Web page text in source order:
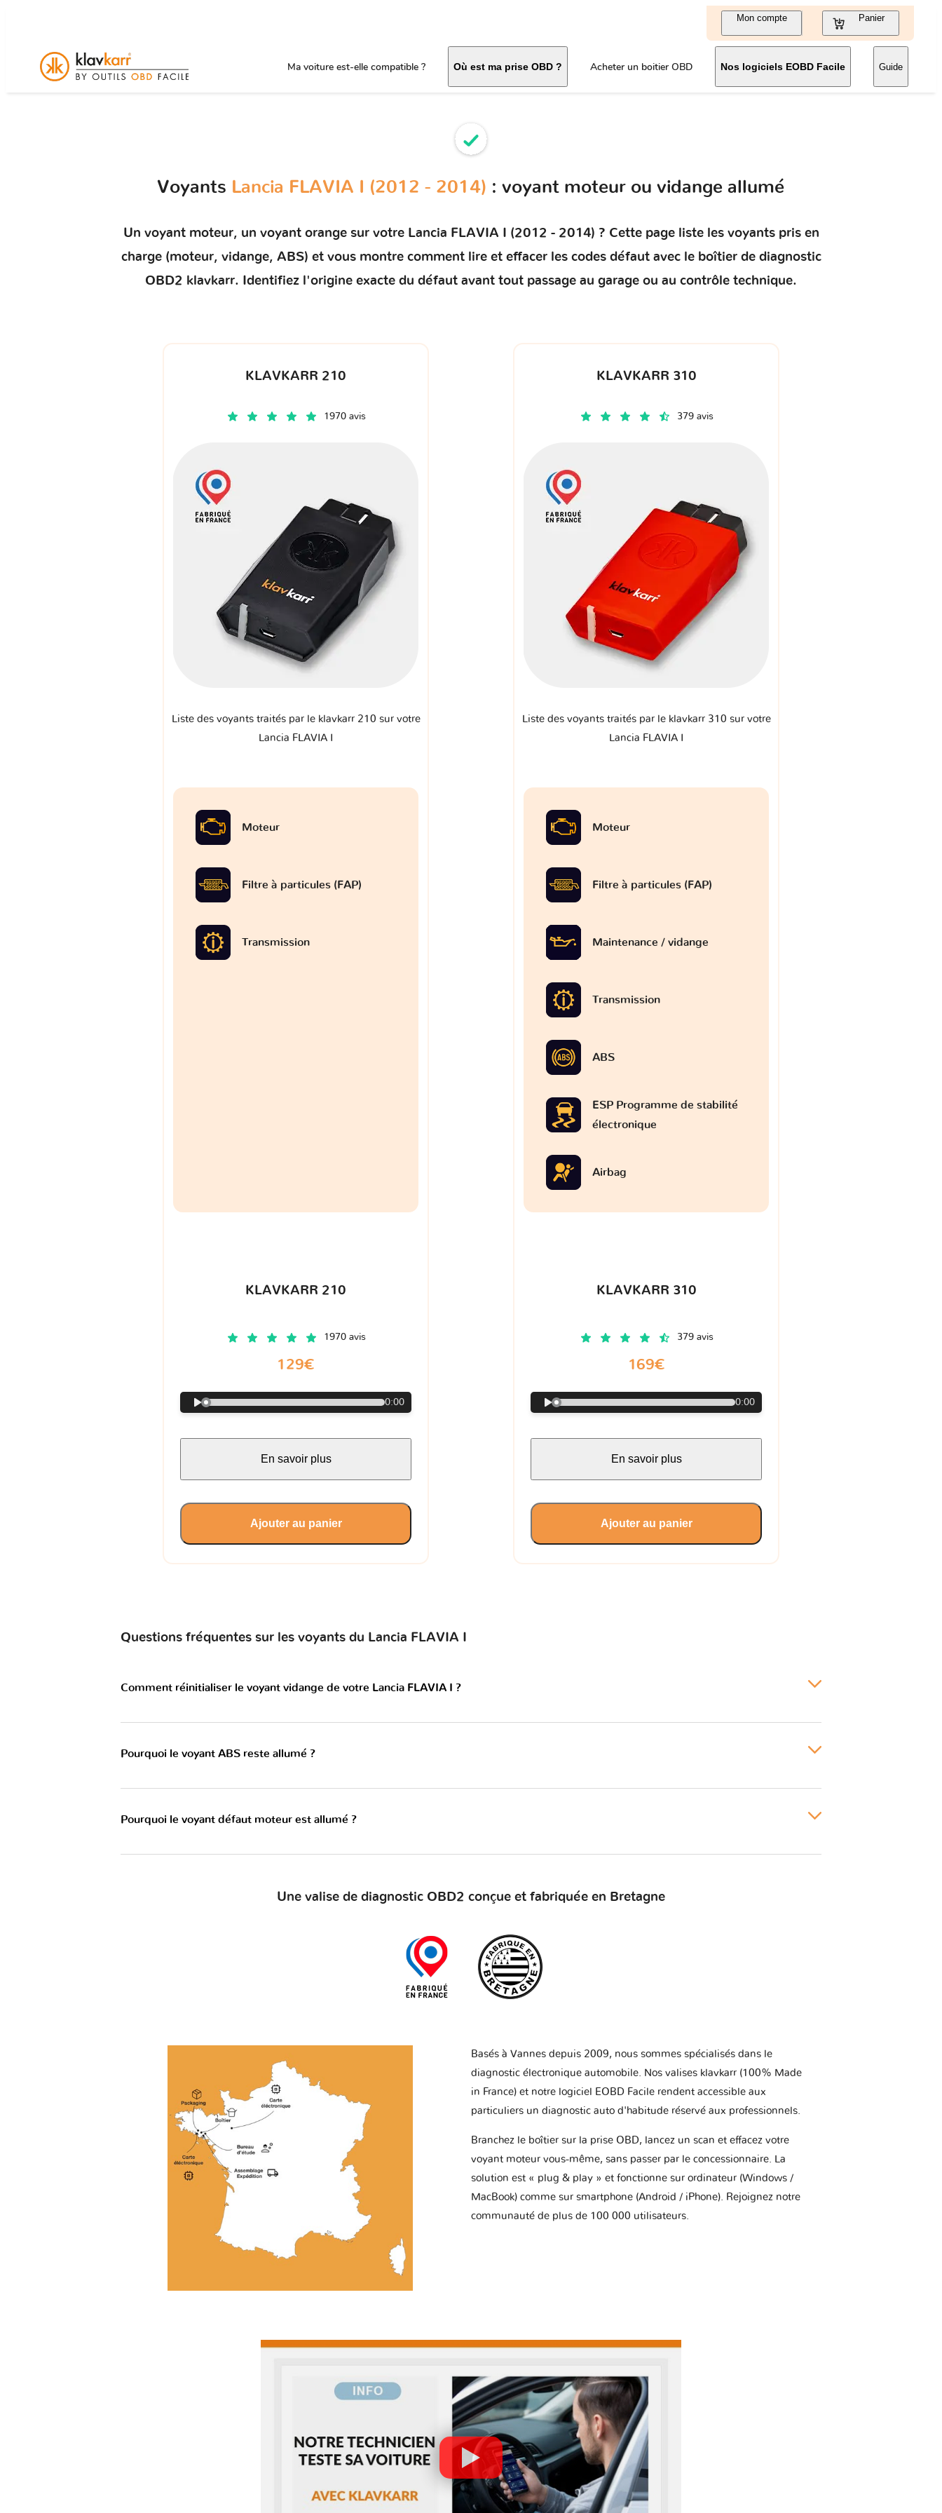
Mon compte Panier
Ma voiture est-elle compatible ? Où est ma prise OBD ? Acheter un boitier OBD Nos logiciels EOBD Facile Guide
Voyants Lancia FLAVIA I (2012 - 2014) : voyant moteur ou vidange allumé
Un voyant moteur, un voyant orange sur votre Lancia FLAVIA I (2012 - 2014) ? Cette page liste les voyants pris en
charge (moteur, vidange, ABS) et vous montre comment lire et effacer les codes défautavec le boîtier de diagnostic
OBD2 klavkarr. Identifiez l'origine exacte du défaut avant tout passage au garage ou au contrôle technique.
KLAVKARR 210
1970 avis
Liste des voyants traités par le klavkarr 210 sur votre
Lancia FLAVIA I
Moteur
Filtre à particules (FAP)
Transmission
KLAVKARR 210
1970 avis
129€
0:00
En savoir plus
Ajouter au panier
KLAVKARR 310
379 avis
Liste des voyants traités par le klavkarr 310 sur votre
Lancia FLAVIA I
Moteur
Filtre à particules (FAP)
Maintenance / vidange
Transmission
ABS
ESP Programme de stabilité
électronique
Airbag
KLAVKARR 310
379 avis
169€
0:00
En savoir plus
Ajouter au panier
Questions fréquentes sur les voyants du Lancia FLAVIA I
Comment réinitialiser le voyant vidange de votre Lancia FLAVIA I ?
Pourquoi le voyant ABS reste allumé ?
Pourquoi le voyant défaut moteur est allumé ?
Une valise de diagnostic OBD2 conçue et fabriquée en Bretagne
Basés à Vannes depuis 2009, nous sommes spécialisés dans le
diagnostic électronique automobile. Nos valises klavkarr (100% Made
in France) et notre logiciel EOBD Facile rendent accessible aux
particuliers un diagnostic auto d'habitude réservé aux professionnels.
Branchez le boîtier sur la prise OBD, lancez un scan et effacez votre
voyant moteur vous-même, sans passer par le concessionnaire. La
solution est « plug & play » et fonctionne sur ordinateur (Windows /
MacBook) comme sur smartphone (Android / iPhone). Rejoignez notre
communauté de plus de 100 000 utilisateurs.